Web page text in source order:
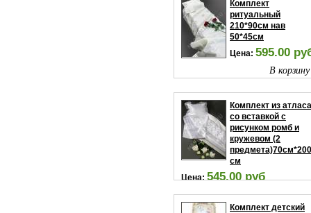
Комплект
ритуальный
210*90см нав
50*45см
Цена: 595.00
В
Комплект из атласа
со вставкой с
рисунком ромб и
кружевом (2
предмета)70см*200
см
Цена:545.00 руб
В
Комплект детский